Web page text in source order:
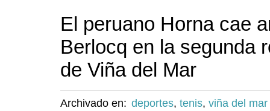
El peruano Horna cae
Berlocq en la segunda
de Viña del Mar
Archivado en: deportes, tenis, viña del mar